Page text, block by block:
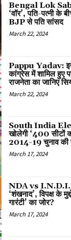
Bengal Lok
‘वॉर’, पति-पत्नी के
BJP से पति सांसद
March 22, 2024
Pappu Yadav:
कांग्रेस में शामिल हुए
राजनेता का जानिए
March 22, 2024
South India
खोलेगी ‘400 सीटों
2014-19 चुनाव की
March 17, 2024
NDA vs
‘शंखनाद’, विपक्ष के
गारंटी’ का जोर?
March 17, 2024